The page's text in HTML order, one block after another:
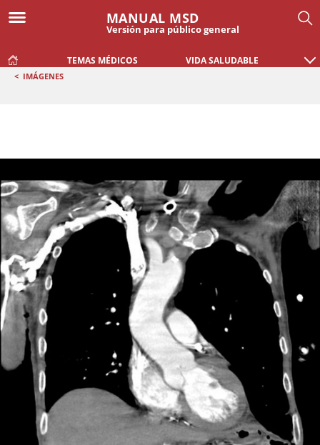
MANUAL MSD
Versión para público general
TEMAS MÉDICOS VIDA SALUDABLE
< IMÁGENES